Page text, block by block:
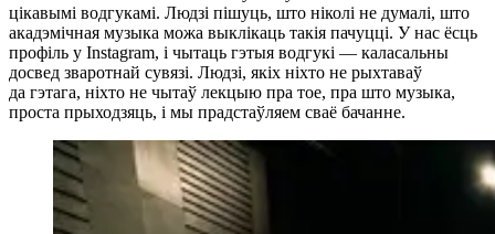
цікавымі водгукамі. Людзі пішуць, што ніколі не думалі, што
акадэмічная музыка можа выклікаць такія пачуцці. У нас ёсць
профіль у Instagram, і чытаць гэтыя водгукі — каласальны
досвед зваротнай сувязі. Людзі, якіх ніхто не рыхтаваў
да гэтага, ніхто не чытаў лекцыю пра тое, пра што музыка,
проста прыходзяць, і мы прадстаўляем сваё бачанне.